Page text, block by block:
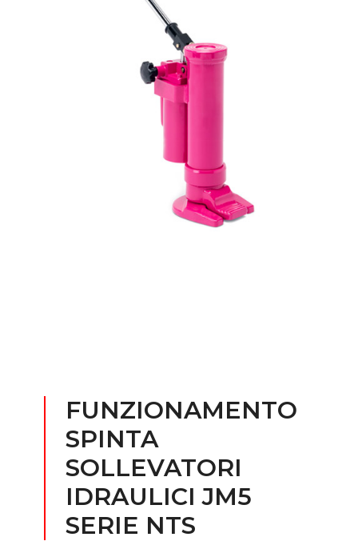
FUNZIONAMENTO
SPINTA
SOLLEVATORI
IDRAULICI JM5
SERIE NTS